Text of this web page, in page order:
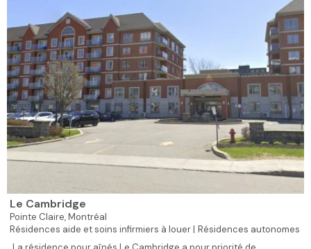
Le Cambridge
Pointe Claire,Montréal
Résidences aide et soins infirmiers à louer | Résidences autonomes